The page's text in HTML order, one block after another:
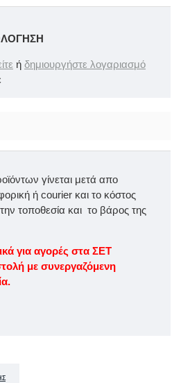
ή δημιουργήστε λογαριασμό
γίνεται μετά απο
ή courier και το κόστος
τοποθεσία και το βάρος της
για αγορές στα ΣΕΤ
με συνεργαζόμενη